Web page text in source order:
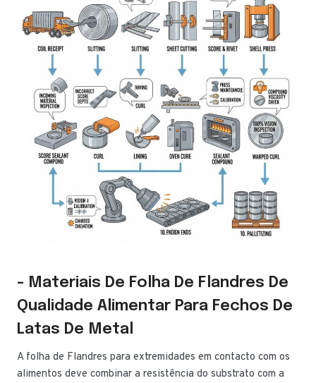
- Materiais De Folha De Flandres De
Qualidade Alimentar Para Fechos De
Latas De Metal
A folha de Flandres para extremidades em contacto com os
alimentos deve combinar a resistência do substrato com a